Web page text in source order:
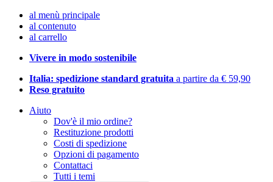
al menù principale
al contenuto
al carrello
Vivere in modo sostenibile
Italia: spedizione standard gratuita a partire da € 59,90
Reso gratuito
Aiuto
Dov'è il mio ordine?
Restituzione prodotti
Costi di spedizione
Opzioni di pagamento
Contattaci
Tutti i temi